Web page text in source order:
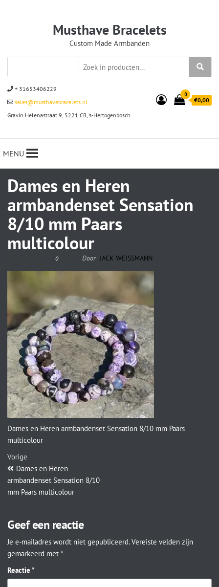
Musthave Bracelets
Custom Made Armbanden
+ 31653406229
sales@musthavebracelets.nl
Gravin Helenastraat 9, 5221 CB, ‘s-Hertogenbosch
0
€0,00
MENU
Dames en Heren
armbandenset Sensation
8/10 mm Paars
multicolour
0 Door JACK WEISSMANN
Dames en Heren armbandenset Sensation 8/10 mm Paars
multicolour
Vorige
Dames en Heren
armbandenset Sensation 8/10
mm Paars multicolour
Geef een reactie
Je e-mailadres wordt niet gepubliceerd. Vereiste velden zijn
gemarkeerd met *
Reactie *